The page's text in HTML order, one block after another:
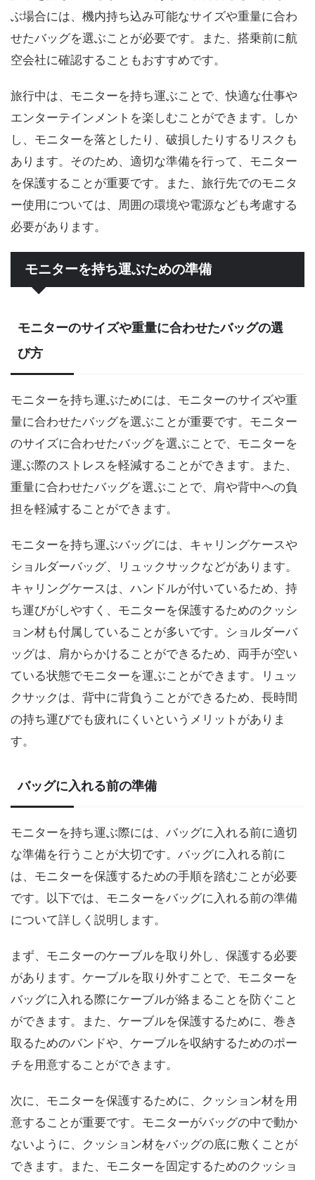
ぶ場合には、機内持ち込み可能なサイズや重量に合わ
せたバッグを選ぶことが必要です。また、搭乗前に航
空会社に確認することもおすすめです。
旅行中は、モニターを持ち運ぶことで、快適な仕事や
エンターテインメントを楽しむことができます。しか
し、モニターを落としたり、破損したりするリスクも
あります。そのため、適切な準備を行って、モニター
を保護することが重要です。また、旅行先でのモニタ
ー使用については、周囲の環境や電源なども考慮する
必要があります。
モニターを持ち運ぶための準備
モニターのサイズや重量に合わせたバッグの選
び方
モニターを持ち運ぶためには、モニターのサイズや重
量に合わせたバッグを選ぶことが重要です。モニター
のサイズに合わせたバッグを選ぶことで、モニターを
運ぶ際のストレスを軽減することができます。また、
重量に合わせたバッグを選ぶことで、肩や背中への負
担を軽減することができます。
モニターを持ち運ぶバッグには、キャリングケースや
ショルダーバッグ、リュックサックなどがあります。
キャリングケースは、ハンドルが付いているため、持
ち運びがしやすく、モニターを保護するためのクッシ
ョン材も付属していることが多いです。ショルダーバ
ッグは、肩からかけることができるため、両手が空い
ている状態でモニターを運ぶことができます。リュッ
クサックは、背中に背負うことができるため、長時間
の持ち運びでも疲れにくいというメリットがありま
す。
バッグに入れる前の準備
モニターを持ち運ぶ際には、バッグに入れる前に適切
な準備を行うことが大切です。バッグに入れる前に
は、モニターを保護するための手順を踏むことが必要
です。以下では、モニターをバッグに入れる前の準備
について詳しく説明します。
まず、モニターのケーブルを取り外し、保護する必要
があります。ケーブルを取り外すことで、モニターを
バッグに入れる際にケーブルが絡まることを防ぐこと
ができます。また、ケーブルを保護するために、巻き
取るためのバンドや、ケーブルを収納するためのポー
チを用意することができます。
次に、モニターを保護するために、クッション材を用
意することが重要です。モニターがバッグの中で動か
ないように、クッション材をバッグの底に敷くことが
できます。また、モニターを固定するためのクッショ